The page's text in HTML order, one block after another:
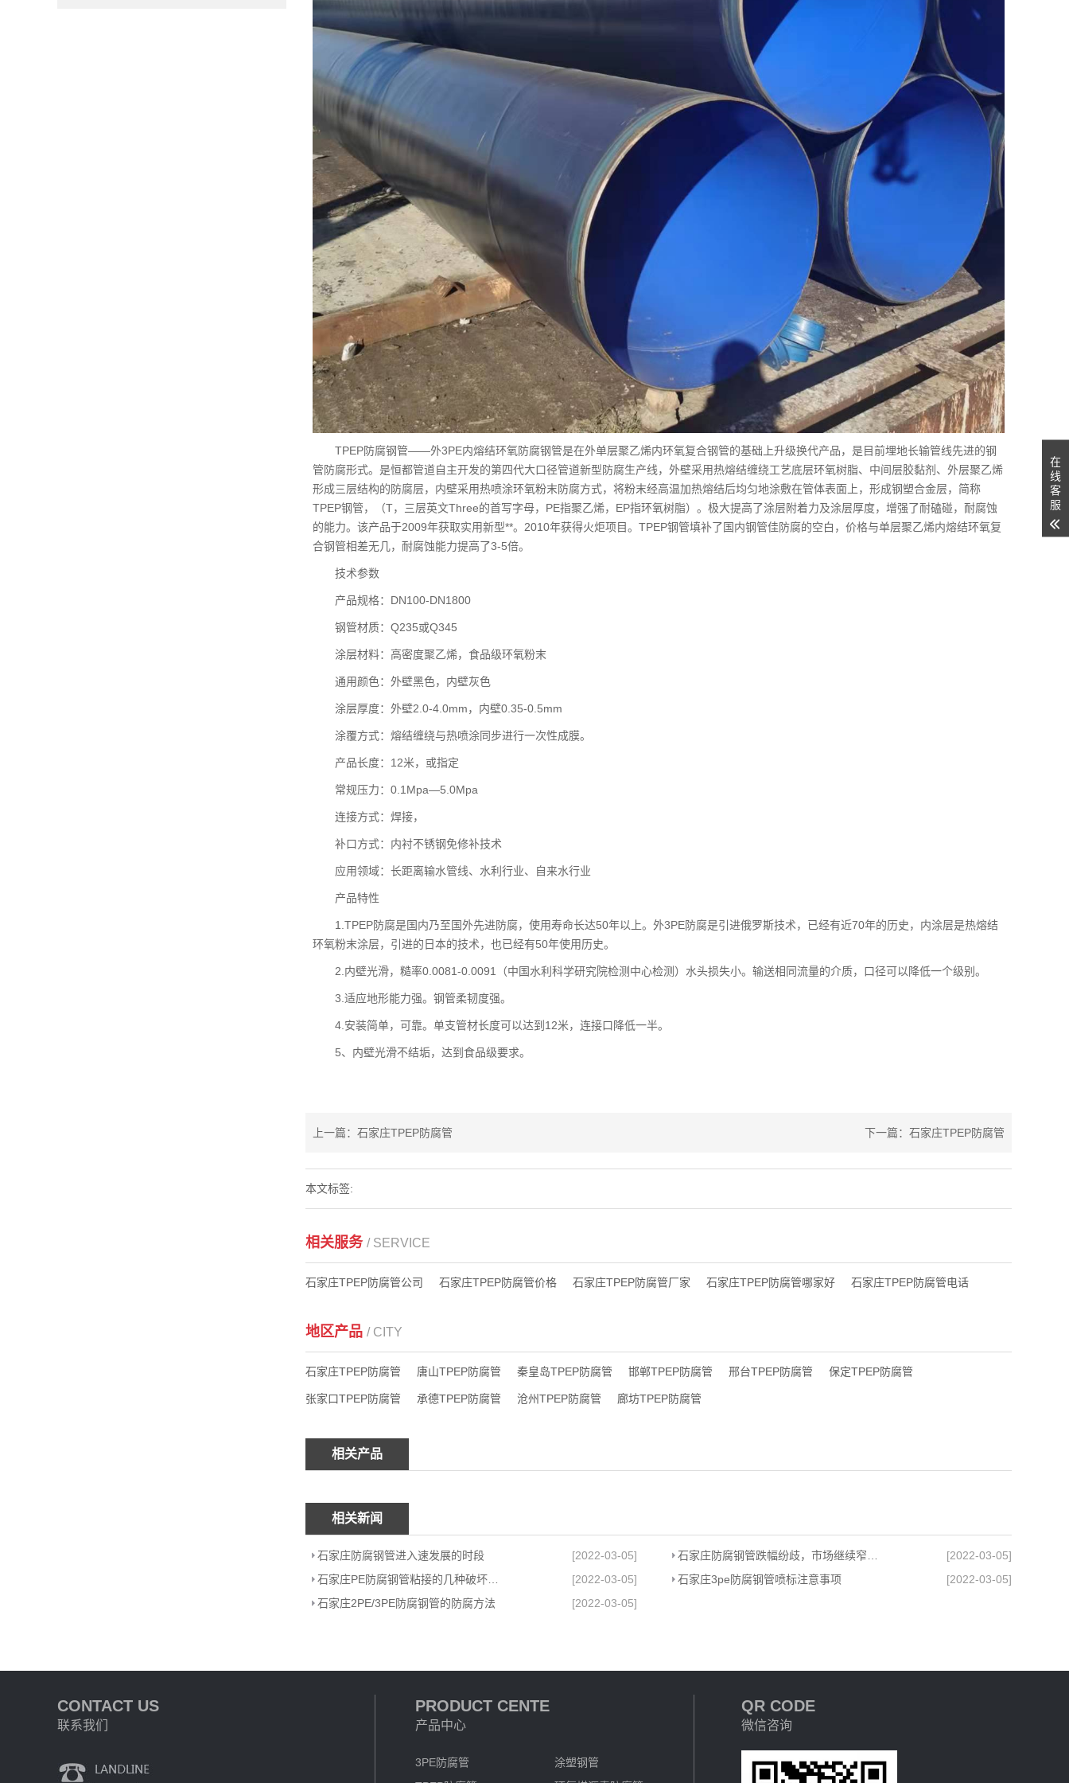
TPEP防腐钢管——外3PE内熔结环氧防腐钢管是在外单层聚乙烯内环氧复合钢管的基础上升级换代产品，是目前埋地长输管线先进的钢
管防腐形式。是恒都管道自主开发的第四代大口径管道新型防腐生产线，外壁采用热熔结缠绕工艺底层环氧树脂、中间层胶黏剂、外层聚乙烯
形成三层结构的防腐层，内壁采用热喷涂环氧粉末防腐方式，将粉末经高温加热熔结后均匀地涂敷在管体表面上，形成钢塑合金层，简称
TPEP钢管，（T，三层英文Three的首写字母，PE指聚乙烯，EP指环氧树脂）。极大提高了涂层附着力及涂层厚度，增强了耐磕碰，耐腐蚀
的能力。该产品于2009年获取实用新型**。2010年获得火炬项目。TPEP钢管填补了国内钢管佳防腐的空白，价格与单层聚乙烯内熔结环氧复
合钢管相差无几，耐腐蚀能力提高了3-5倍。
技术参数
产品规格：DN100-DN1800
钢管材质：Q235或Q345
涂层材料：高密度聚乙烯，食品级环氧粉末
通用颜色：外壁黑色，内壁灰色
涂层厚度：外壁2.0-4.0mm，内壁0.35-0.5mm
涂覆方式：熔结缠绕与热喷涂同步进行一次性成膜。
产品长度：12米，或指定
常规压力：0.1Mpa—5.0Mpa
连接方式：焊接，
补口方式：内衬不锈钢免修补技术
应用领域：长距离输水管线、水利行业、自来水行业
产品特性
1.TPEP防腐是国内乃至国外先进防腐，使用寿命长达50年以上。外3PE防腐是引进俄罗斯技术，已经有近70年的历史，内涂层是热熔结
环氧粉末涂层，引进的日本的技术，也已经有50年使用历史。
2.内壁光滑，糙率0.0081-0.0091（中国水利科学研究院检测中心检测）水头损失小。输送相同流量的介质，口径可以降低一个级别。
3.适应地形能力强。钢管柔韧度强。
4.安装简单，可靠。单支管材长度可以达到12米，连接口降低一半。
5、内壁光滑不结垢，达到食品级要求。
上一篇：石家庄TPEP防腐管 下一篇：石家庄TPEP防腐管
本文标签:
相关服务 / SERVICE
石家庄TPEP防腐管公司 石家庄TPEP防腐管价格 石家庄TPEP防腐管厂家 石家庄TPEP防腐管哪家好 石家庄TPEP防腐管电话
地区产品 / CITY
石家庄TPEP防腐管 唐山TPEP防腐管 秦皇岛TPEP防腐管 邯郸TPEP防腐管 邢台TPEP防腐管 保定TPEP防腐管
张家口TPEP防腐管 承德TPEP防腐管 沧州TPEP防腐管 廊坊TPEP防腐管
相关产品
相关新闻
石家庄防腐钢管进入速发展的时段 [2022-03-05] 石家庄防腐钢管跌幅纷歧，市场继续窄幅调整
[2022-03-05]
石家庄PE防腐钢管粘接的几种破坏形式
[2022-03-05] 石家庄3pe防腐钢管喷标注意事项
[2022-03-05]
石家庄2PE/3PE防腐钢管的防腐方法
[2022-03-05]
CONTACT US
联系我们
PRODUCT CENTE
产品中心
3PE防腐管
涂塑钢管
QR CODE
微信咨询
在
线
客
服